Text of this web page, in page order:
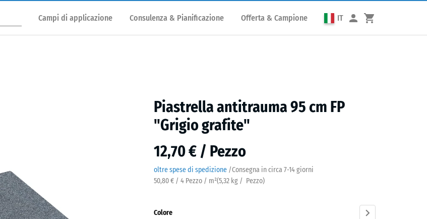
Campi di applicazione Consulenza & Pianificazione Offerta & Campione IT
Piastrella antitrauma 95 cm FP
"Grigio grafite"
12,70 € / Pezzo
oltre spese di spedizione /Consegna in circa 7-14 giorni
50,80 € / 4 Pezzo / m²(5,32 kg / Pezzo)
Colore